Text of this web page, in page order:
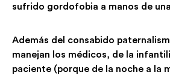
sufrido gordofobia a manos de
Además del consabido
manejan los médicos, de la
paciente (porque de la noche a la